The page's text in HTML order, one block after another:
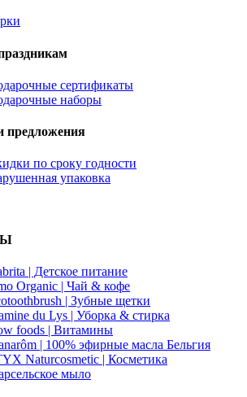
сертификаты
наборы
предложения
по сроку годности
упаковка
| Детское питание
Organic | Чай & кофе
| Зубные щетки
du Lys | Уборка & стирка
foods | Витамины
| 100% эфирные масла Бельгия
Naturcosmetic | Косметика
мыло